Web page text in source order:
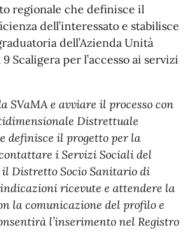
regionale che definisce il
dell’interessato e stabilisce
dell’Azienda Unità
Scaligera per l’accesso ai servizi
SVaMA e avviare il processo con
Distrettuale
definisce il progetto per la
i Servizi Sociali del
il Distretto Socio Sanitario di
ricevute e attendere la
la comunicazione del profilo e
l’inserimento nel Registro